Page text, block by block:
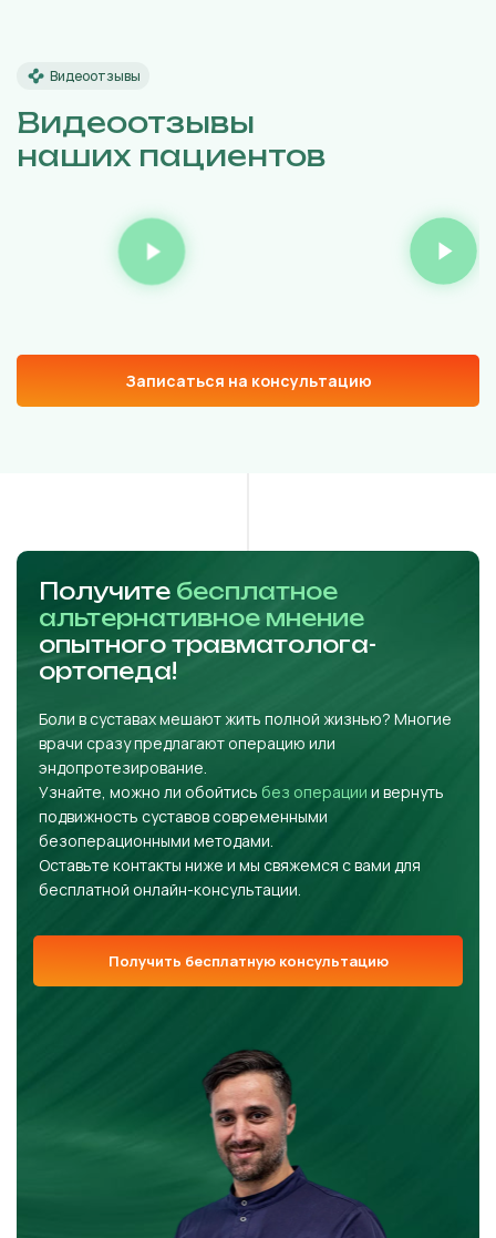
Видеоотзывы
Видеоотзывы
наших пациентов
Записаться на консультацию
Получите бесплатное
альтернативное мнение
опытного травматолога-
ортопеда!
Боли в суставах мешают жить полной жизнью? Многие
врачи сразу предлагают операцию или
эндопротезирование.
Узнайте, можно ли обойтись без операции и вернуть
подвижность суставов современными
безоперационными методами.
Оставьте контакты ниже и мы свяжемся с вами для
бесплатной онлайн-консультации.
Получить бесплатную консультацию